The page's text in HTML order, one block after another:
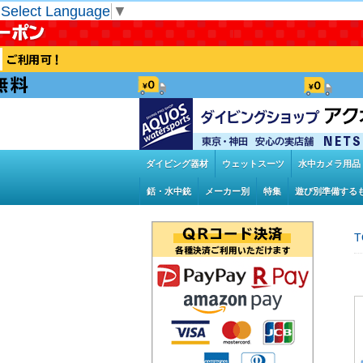
Select Language ▼
ダイビング器材 ウェットスーツ 水中カメラ用品
銛・水中銃 メーカー別 特集 遊び別準備する